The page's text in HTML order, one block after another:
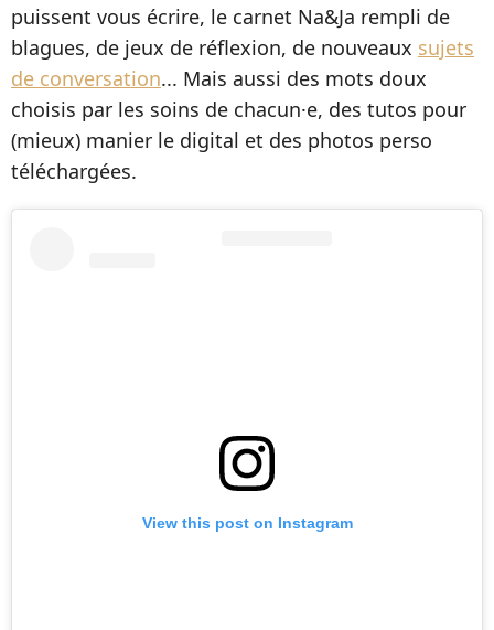
puissent vous écrire, le carnet Na&Ja rempli de
blagues, de jeux de réflexion, de nouveaux sujets
de conversation... Mais aussi des mots doux
choisis par les soins de chacun·e, des tutos pour
(mieux) manier le digital et des photos perso
téléchargées.
View this post on Instagram